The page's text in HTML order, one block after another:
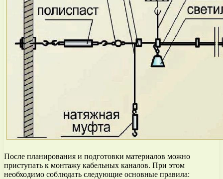
После планирования и подготовки материалов можно
приступать к монтажу кабельных каналов. При этом
необходимо соблюдать следующие основные правила: